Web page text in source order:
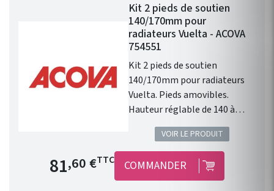
s’attache à promouvoir les
performances et le design
dans le même élan à travers
son offre de radiateurs de
chauffage central, de
chauffage électrique et de
radiateurs sèche-serviettes.
Kit 2 pieds de soutien
140/170mm pour
radiateurs Vuelta - ACOVA
754551
Kit 2 pieds de soutien
140/170mm pour radiateurs
Vuelta. Pieds amovibles.
Hauteur réglable de 140 à
170mm. En complément des
consoles murales. Pack de 2
pieds. Couleur de base blanc,
en 46 couleurs du nuancier
ACOVA.
VOIR LE PRODUIT
Prix de base
81,60 €TTC COMMANDER